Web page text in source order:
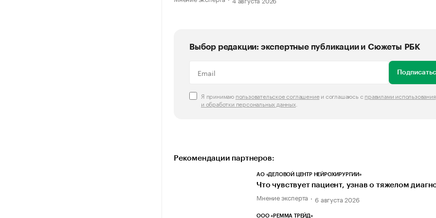
Выбор редакции: экспертные публикации и Сюжеты РБК
Я принимаю пользовательское соглашениеи соглашаюсь с правилами использования
и обработки персональных данных.
Рекомендации партнеров:
АО «ДЕЛОВОЙ ЦЕНТР НЕЙРОХИРУРГИИ»
Что чувствует пациент, узнав о тяжелом
Мнение эксперта 6 августа 2026
ООО «РЕММА ТРЕЙД»